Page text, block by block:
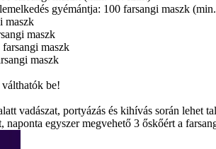
gyémántja: 100 farsangi maszk
maszk
maszk
maszk
maszk
be!
vadászat, portyázás és kihívás során
naponta egyszer megvehető 3 őskőért a